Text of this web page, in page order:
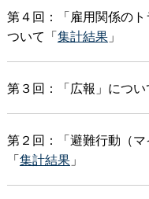
第４回：「雇用関係の
ついて「集計結果」
第３回：「広報」につい
第２回：「避難行動（
「集計結果」